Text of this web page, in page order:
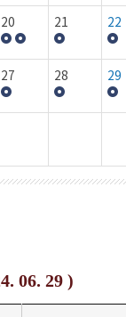
20 21 22
27 28 29
06. 29 )